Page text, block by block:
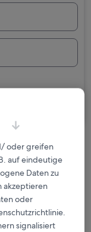
oder greifen
auf eindeutige
Daten zu
akzeptieren
oder
signalisiert